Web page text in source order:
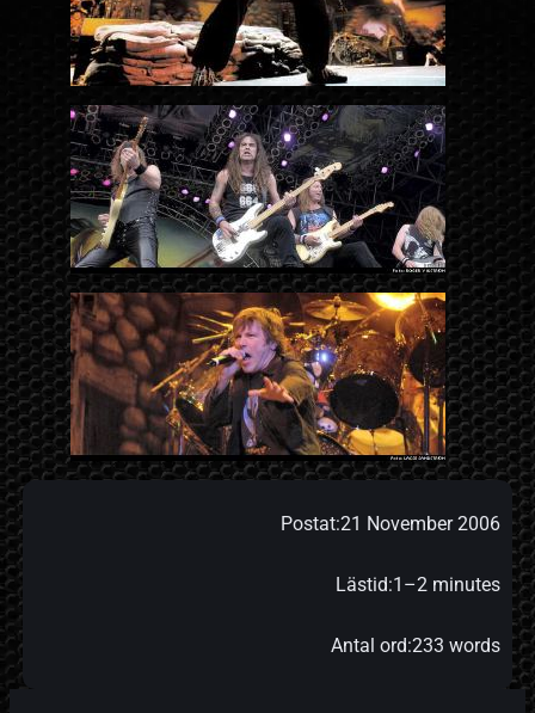
Postat:21 November 2006
Lästid:1–2 minutes
Antal ord:233 words